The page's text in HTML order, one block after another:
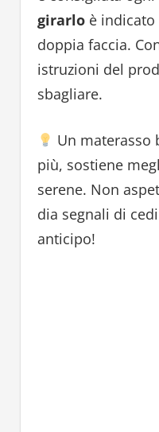
girarloè indicato
doppia faccia.
istruzioni del
sbagliare.
Un materasso
più, sostiene
serene. Non
dia segnali di
anticipo!